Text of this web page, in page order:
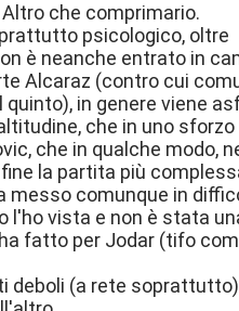
che comprimario.
psicologico, oltre
è neanche entrato in
Alcaraz (contro cui
quinto), in genere viene
che in uno sforzo
che in qualche modo,
la partita più
messo comunque in
l'ho vista e non è stata
fatto per Jodar (tifo
deboli (a rete